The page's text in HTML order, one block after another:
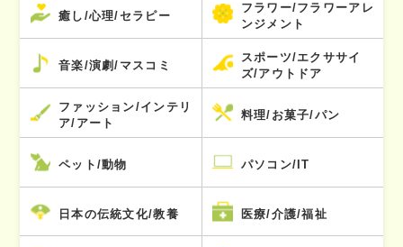
癒し/心理/セラピー
フラワー/フラワーアレ
ンジメント
音楽/演劇/マスコミ
スポーツ/エクササイ
ズ/アウトドア
ファッション/インテリ
ア/アート
料理/お菓子/パン
ペット/動物 パソコン/IT
日本の伝統文化/教養 医療/介護/福祉